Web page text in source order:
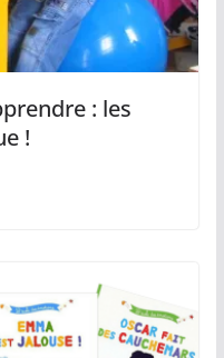
: les
!